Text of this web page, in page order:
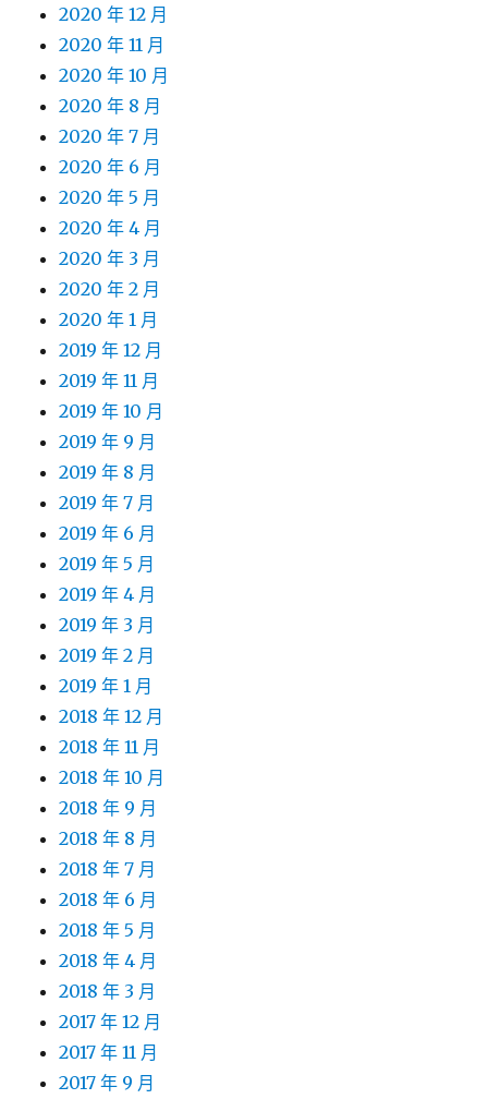
2020 年 12 月
2020 年 11 月
2020 年 10 月
2020 年 8 月
2020 年 7 月
2020 年 6 月
2020 年 5 月
2020 年 4 月
2020 年 3 月
2020 年 2 月
2020 年 1 月
2019 年 12 月
2019 年 11 月
2019 年 10 月
2019 年 9 月
2019 年 8 月
2019 年 7 月
2019 年 6 月
2019 年 5 月
2019 年 4 月
2019 年 3 月
2019 年 2 月
2019 年 1 月
2018 年 12 月
2018 年 11 月
2018 年 10 月
2018 年 9 月
2018 年 8 月
2018 年 7 月
2018 年 6 月
2018 年 5 月
2018 年 4 月
2018 年 3 月
2017 年 12 月
2017 年 11 月
2017 年 9 月